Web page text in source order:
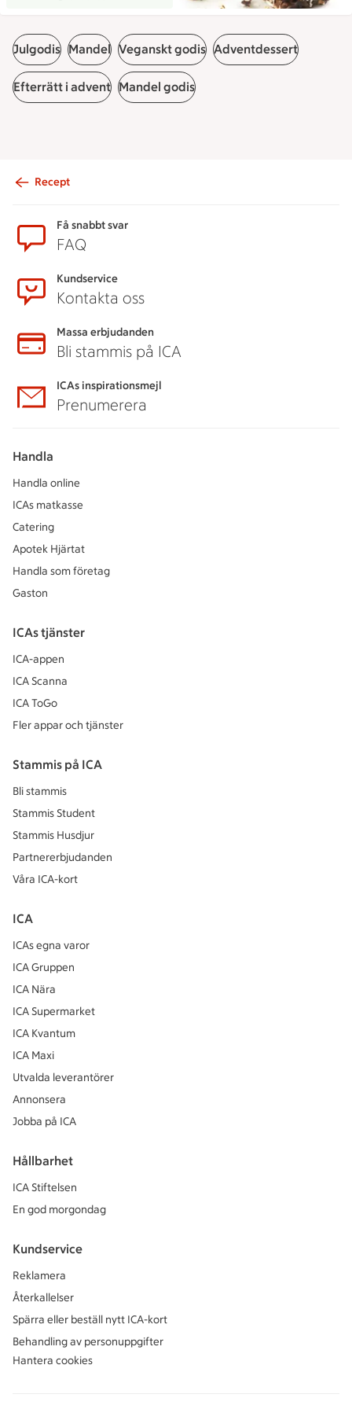
Julgodis Mandel Veganskt godis Adventdessert
Efterrätt i advent Mandel godis
Recept
Få snabbt svar
FAQ
Kundservice
Kontakta oss
Massa erbjudanden
Bli stammis på ICA
ICAs inspirationsmejl
Prenumerera
Handla
Handla online
ICAs matkasse
Catering
Apotek Hjärtat
Handla som företag
Gaston
ICAs tjänster
ICA-appen
ICA Scanna
ICA ToGo
Fler appar och tjänster
Stammis på ICA
Bli stammis
Stammis Student
Stammis Husdjur
Partnererbjudanden
Våra ICA-kort
ICA
ICAs egna varor
ICA Gruppen
ICA Nära
ICA Supermarket
ICA Kvantum
ICA Maxi
Utvalda leverantörer
Annonsera
Jobba på ICA
Hållbarhet
ICA Stiftelsen
En god morgondag
Kundservice
Reklamera
Återkallelser
Spärra eller beställ nytt ICA-kort
Behandling av personuppgifter
Hantera cookies